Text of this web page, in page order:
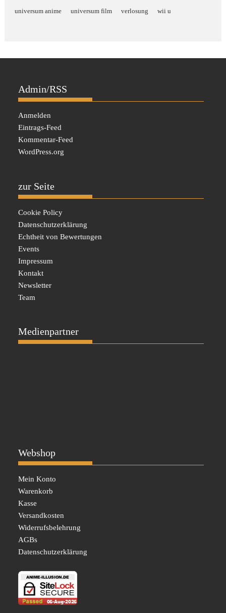
universum anime universum film verlosung wii u
Admin/RSS
Anmelden
Eintrags-Feed
Kommentar-Feed
WordPress.org
zur Seite
Cookie Policy
Datenschutzerklärung
Echtheit von Bewertungen
Events
Impressum
Kontakt
Newsletter
Team
Medienpartner
Webshop
Mein Konto
Warenkorb
Kasse
Versandkosten
Widerrufsbelehrung
AGBs
Datenschutzerklärung